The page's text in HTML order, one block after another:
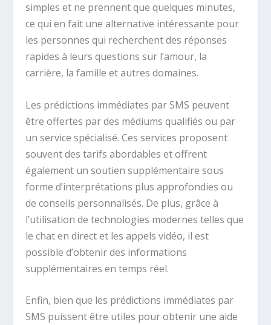
simples et ne prennent que quelques minutes,
ce qui en fait une alternative intéressante pour
les personnes qui recherchent des réponses
rapides à leurs questions sur l’amour, la
carrière, la famille et autres domaines.
Les prédictions immédiates par SMS peuvent
être offertes par des médiums qualifiés ou par
un service spécialisé. Ces services proposent
souvent des tarifs abordables et offrent
également un soutien supplémentaire sous
forme d’interprétations plus approfondies ou
de conseils personnalisés. De plus, grâce à
l’utilisation de technologies modernes telles que
le chat en direct et les appels vidéo, il est
possible d’obtenir des informations
supplémentaires en temps réel.
Enfin, bien que les prédictions immédiates par
SMS puissent être utiles pour obtenir une aide